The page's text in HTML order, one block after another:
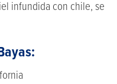
infundida con chile, se